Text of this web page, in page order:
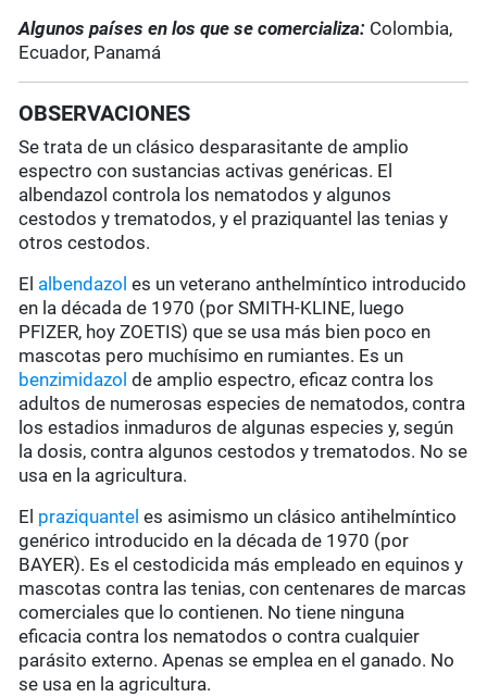
Algunos países en los que se comercializa: Colombia,
Ecuador, Panamá
OBSERVACIONES
Se trata de un clásico desparasitante de amplio
espectro con sustancias activas genéricas. El
albendazol controla los nematodos y algunos
cestodos y trematodos, y el praziquantel las tenias y
otros cestodos.
El albendazol es un veterano anthelmíntico introducido
en la década de 1970 (por SMITH-KLINE, luego
PFIZER, hoy ZOETIS) que se usa más bien poco en
mascotas pero muchísimo en rumiantes. Es un
benzimidazol de amplio espectro, eficaz contra los
adultos de numerosas especies de nematodos, contra
los estadios inmaduros de algunas especies y, según
la dosis, contra algunos cestodos y trematodos. No se
usa en la agricultura.
El praziquantel es asimismo un clásico antihelmíntico
genérico introducido en la década de 1970 (por
BAYER). Es el cestodicida más empleado en equinos y
mascotas contra las tenias, con centenares de marcas
comerciales que lo contienen. No tiene ninguna
eficacia contra los nematodos o contra cualquier
parásito externo. Apenas se emplea en el ganado. No
se usa en la agricultura.